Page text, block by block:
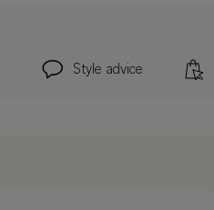
Style advice